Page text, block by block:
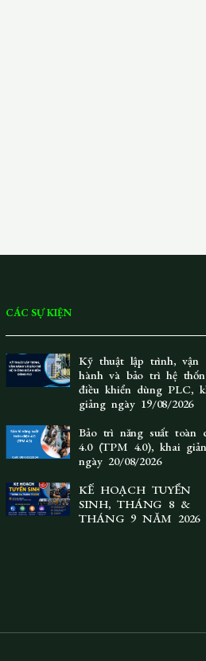
CÁC SỰ KIỆN
Kỹ thuật lập trình, vận
hành và bảo trì hệ
điều khiển dùng PLC,
giảng ngày 19/08/2026
Bảo trì năng suất toàn
4.0 (TPM 4.0), khai
ngày 20/08/2026
KẾ HOẠCH TUYỂN
SINH, THÁNG 8 &
THÁNG 9 NĂM 2026